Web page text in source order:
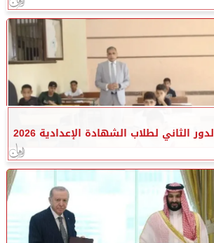
الثاني لطلاب الشهادة الإعدادية 2026